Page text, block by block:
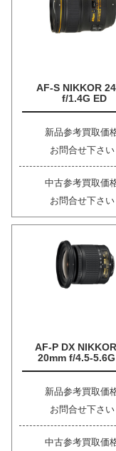
AF-S NIKKOR
f/1.4G ED
新品参考買取価
お問合せ下さい
中古参考買取価
お問合せ下さい
AF-P DX
20mm f/4.5-
新品参考買取価
お問合せ下さい
中古参考買取価